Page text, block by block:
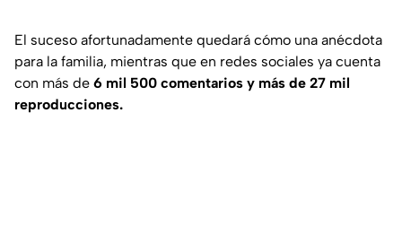
El suceso afortunadamente quedará cómo una anécdota
para la familia, mientras que en redes sociales ya cuenta
con más de 6 mil 500 comentarios y más de 27 mil
reproducciones.